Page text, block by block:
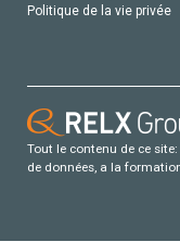
Politique de la vie privée
Tout le contenu de ce
de données, a la